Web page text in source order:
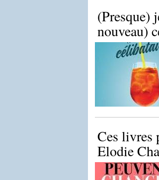
(Presque)
nouveau)
Ces livres
Elodie